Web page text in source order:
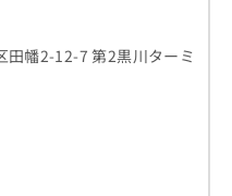
田幡2-12-7 第2黒川ターミ